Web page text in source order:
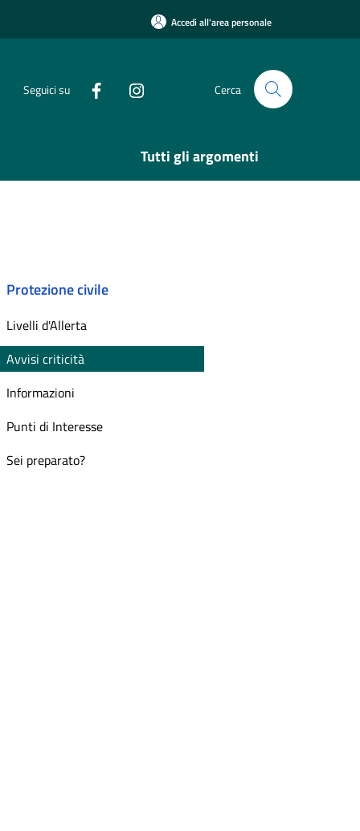
Accedi all'area personale
Seguici su Cerca
Tutti gli argomenti
Protezione civile
Livelli d'Allerta
Avvisi criticità
Informazioni
Punti di Interesse
Sei preparato?